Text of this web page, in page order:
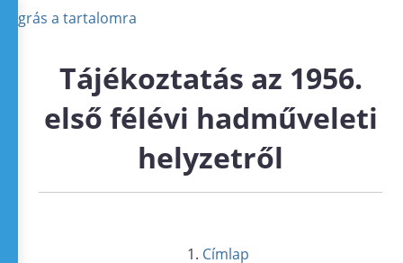
Ugrás a tartalomra
Tájékoztatás az 1956.
első félévi hadműveleti
helyzetről
Címlap